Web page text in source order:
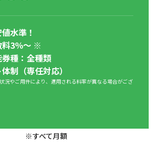
水準！
料3％～ ※
種：全種類
制（専任対応）
況やご用件により、適用される料率が異なる場合がござ
※すべて月額